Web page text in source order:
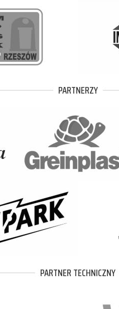
PARTNERZY
PARTNER TECHNICZNY